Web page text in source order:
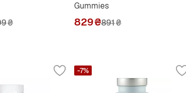
₴
Gummies
829₴891₴
-7%